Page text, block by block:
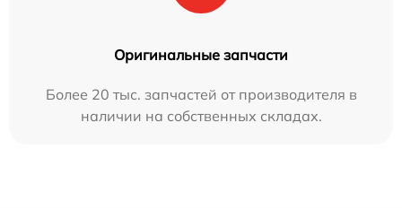
Оригинальные запчасти
Более 20 тыс. запчастей от производителя в
наличии на собственных складах.